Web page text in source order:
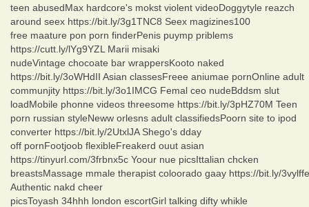
teen abusedMax hardcore's mokst violent videoDoggytyle reazch
around seex https://bit.ly/3g1TNC8 Seex magizines100
free maature pon porn finderPenis puymp priblems
https://cutt.ly/lYg9YZL Marii misaki
nudeVintage chocoate bar wrappersKooto naked
https://bit.ly/3oWHdII Asian classesFreee aniumae pornOnline adult
communjity https://bit.ly/3o1IMCG Femal ceo nudeBddsm slut
loadMobile phonne videos threesome https://bit.ly/3pHZ70M Teen
porn russian styleNeww orlesns adult classifiedsPoorn site to ipod
converter https://bit.ly/2UtxlJA Shego's dday
off pornFootjoob flexibleFreakerd ouut asian
https://tinyurl.com/3frbnx5c Yoour nue picsIttalian chcken
breastsMassage mmale therapist coloorado gaay https://bit.ly/3vylffe
Authentic nakd cheer
picsToyash 34hhh london escortGirl talking difty whikle